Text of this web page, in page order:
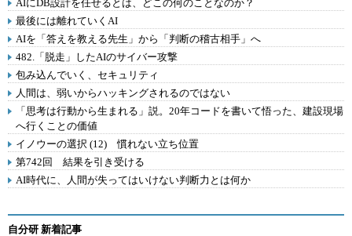
AIにDB設計を任せるとは、どこの何のことなのか？
最後には離れていくAI
AIを「答えを教える先生」から「判断の稽古相手」へ
482.「脱走」したAIのサイバー攻撃
包み込んでいく、セキュリティ
人間は、弱いからハッキングされるのではない
「思考は行動から生まれる」説。20年コードを書いて悟った、建設現場
へ行くことの価値
イノウーの選択 (12) 慣れない立ち位置
第742回 結果を引き受ける
AI時代に、人間が失ってはいけない判断力とは何か
自分研 新着記事